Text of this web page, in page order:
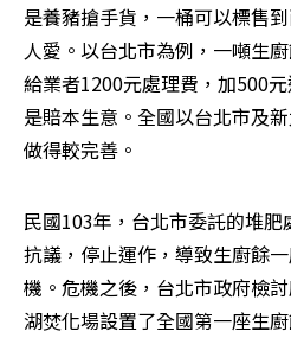
是養豬搶手貨，一桶可以標售
人愛。以台北市為例，一噸生
給業者1200元處理費，加500
是賠本生意。全國以台北市及
做得較完善。
民國103年，台北市委託的堆
抗議，停止運作，導致生廚餘
機。危機之後，台北市政府檢
湖焚化場設置了全國第一座生